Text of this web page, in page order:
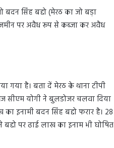
सिंह बद्दो (मेरठ का जो बड़ा
पर अवैध रूप से कब्जा कर अवैध
गया है। बता दें मेरठ के थाना टीपी
सीएम योगी ने बुलडोजर चलवा दिया
इनामी बदन सिंह बद्दो फरार है। 28
पर ढाई लाख का इनाम भी घोषित